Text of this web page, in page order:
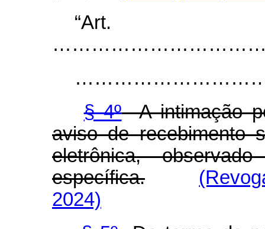
§ 4ºA intimação
aviso de recebimento
eletrônica,
específica.
2024)